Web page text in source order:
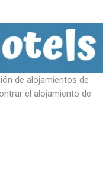
de alojamientos de
el alojamiento de